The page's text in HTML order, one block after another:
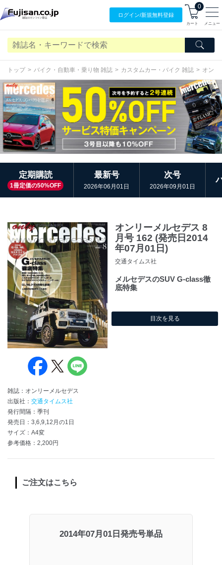
ログイン/新規無料登録
0
カート メニュー
トップ バイク・自動車・乗り物 雑誌 カスタムカー・バイク 雑誌 オンリ
定期購読
1冊定価の50%OFF
最新号
2026年06月01日
次号
2026年09月01日
雑誌：オンリーメルセデス
出版社： 交通タイムス社
発行間隔：季刊
発売日：3,6,9,12月の1日
サイズ：A4変
参考価格：2,200円
オンリーメルセデス 8
月号 162 (発売日2014
年07月01日)
交通タイムス社
メルセデスのSUV G-class徹
底特集
目次を見る
ご注文はこちら
2014年07月01日発売号単品